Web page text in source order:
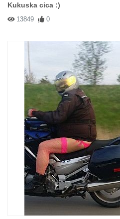
Kukuska cica :)
13849 0